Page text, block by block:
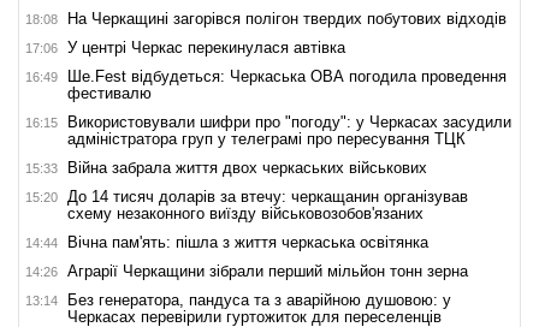
18:08 На Черкащині загорівся полігон твердих побутових відходів
17:06 У центрі Черкас перекинулася автівка
16:49
Ше.Fest відбудеться: Черкаська ОВА погодила проведення
фестивалю
16:15
Використовували шифри про "погоду": у Черкасах засудили
адміністратора груп у телеграмі про пересування ТЦК
15:33 Війна забрала життя двох черкаських військових
15:20
До 14 тисяч доларів за втечу: черкащанин організував
схему незаконного виїзду військовозобов'язаних
14:44 Вічна пам'ять: пішла з життя черкаська освітянка
14:26 Аграрії Черкащини зібрали перший мільйон тонн зерна
13:14
Без генератора, пандуса та з аварійною душовою: у
Черкасах перевірили гуртожиток для переселенців